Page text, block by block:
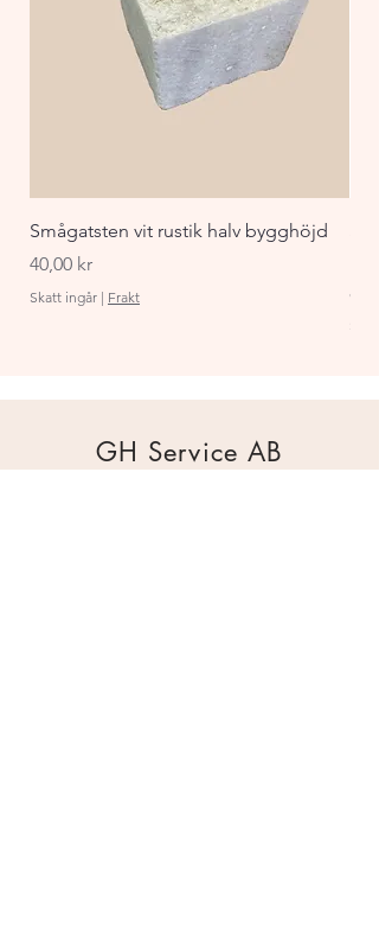
Smågatsten vit rustik halv bygghöjd
Pris
40,00 kr
Skatt ingår | Frakt
Pris
GH Service AB